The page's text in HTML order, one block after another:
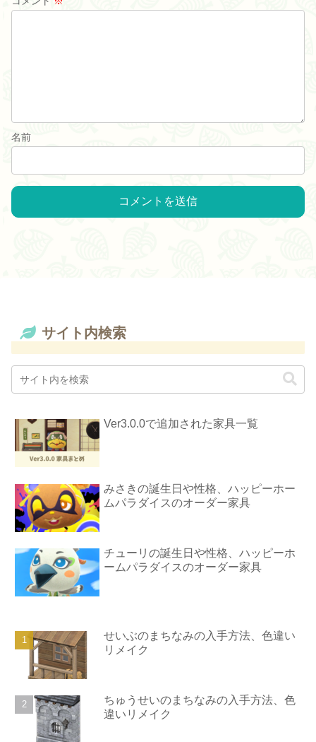
名前
サイト内検索
Ver3.0.0で追加された家具一覧
みさきの誕生日や性格、ハッピーホー
ムパラダイスのオーダー家具
チューリの誕生日や性格、ハッピーホ
ームパラダイスのオーダー家具
せいぶのまちなみの入手方法、色違い
リメイク
ちゅうせいのまちなみの入手方法、色
違いリメイク